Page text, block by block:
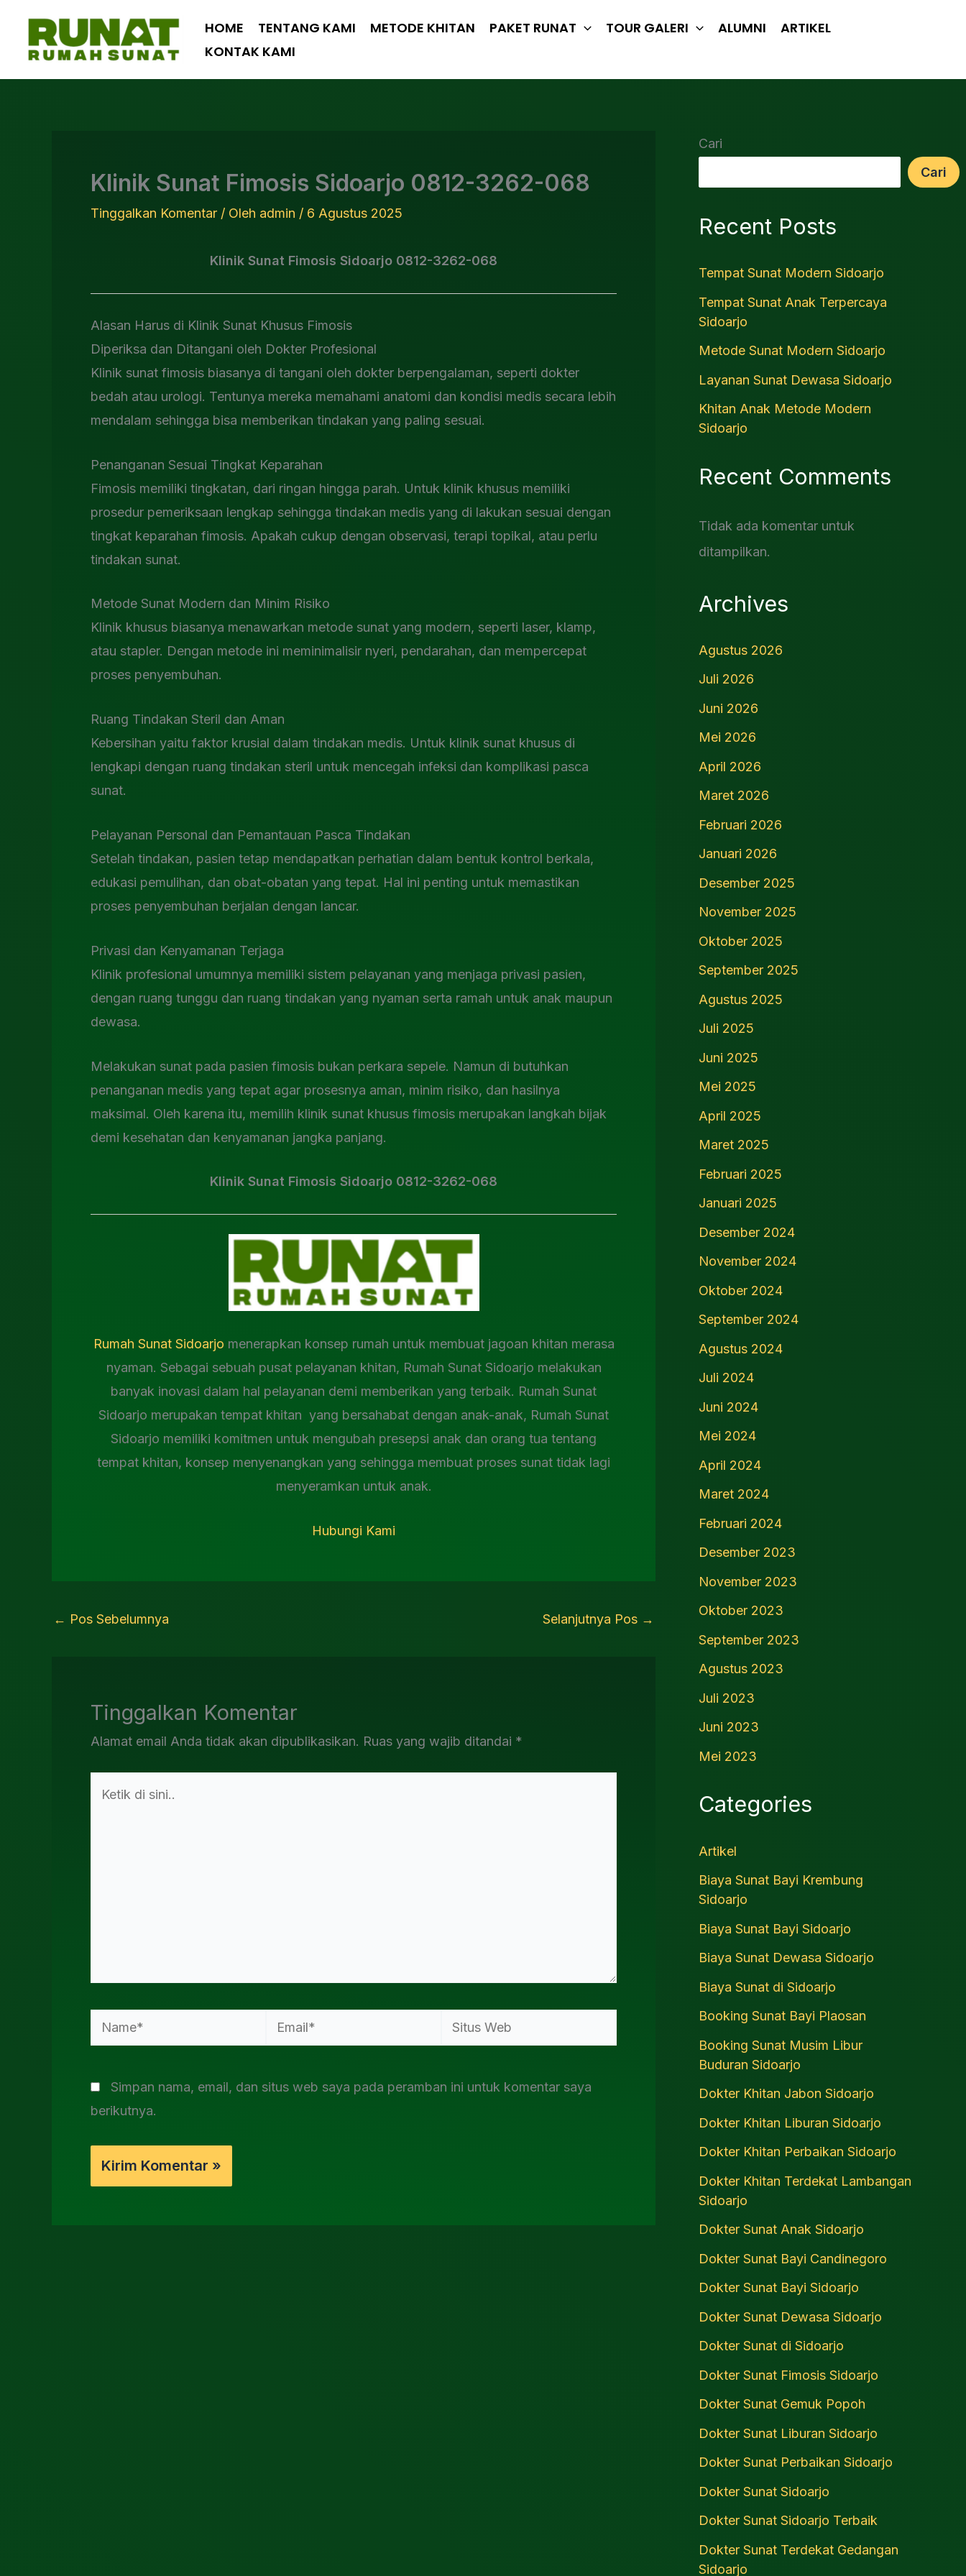
konten
HOME TENTANG KAMI METODE KHITAN PAKET RUNAT TOUR GALERI ALUMNI
ARTIKEL
KONTAK KAMI
Klinik Sunat Fimosis Sidoarjo 0812-3262-068
Tinggalkan Komentar / Oleh admin / 6 Agustus 2025
Klinik Sunat Fimosis Sidoarjo 0812-3262-068
Alasan Harus di Klinik Sunat Khusus Fimosis
Diperiksa dan Ditangani oleh Dokter Profesional
Klinik sunat fimosis biasanya di tangani oleh dokter berpengalaman, seperti dokter
bedah atau urologi. Tentunya mereka memahami anatomi dan kondisi medis secara lebih
mendalam sehingga bisa memberikan tindakan yang paling sesuai.
Penanganan Sesuai Tingkat Keparahan
Fimosis memiliki tingkatan, dari ringan hingga parah. Untuk klinik khusus memiliki
prosedur pemeriksaan lengkap sehingga tindakan medis yang di lakukan sesuai dengan
tingkat keparahan fimosis. Apakah cukup dengan observasi, terapi topikal, atau perlu
tindakan sunat.
Metode Sunat Modern dan Minim Risiko
Klinik khusus biasanya menawarkan metode sunat yang modern, seperti laser, klamp,
atau stapler. Dengan metode ini meminimalisir nyeri, pendarahan, dan mempercepat
proses penyembuhan.
Ruang Tindakan Steril dan Aman
Kebersihan yaitu faktor krusial dalam tindakan medis. Untuk klinik sunat khusus di
lengkapi dengan ruang tindakan steril untuk mencegah infeksi dan komplikasi pasca
sunat.
Pelayanan Personal dan Pemantauan Pasca Tindakan
Setelah tindakan, pasien tetap mendapatkan perhatian dalam bentuk kontrol berkala,
edukasi pemulihan, dan obat-obatan yang tepat. Hal ini penting untuk memastikan
proses penyembuhan berjalan dengan lancar.
Privasi dan Kenyamanan Terjaga
Klinik profesional umumnya memiliki sistem pelayanan yang menjaga privasi pasien,
dengan ruang tunggu dan ruang tindakan yang nyaman serta ramah untuk anak maupun
dewasa.
Melakukan sunat pada pasien fimosis bukan perkara sepele. Namun di butuhkan
penanganan medis yang tepat agar prosesnya aman, minim risiko, dan hasilnya
maksimal. Oleh karena itu, memilih klinik sunat khusus fimosis merupakan langkah bijak
demi kesehatan dan kenyamanan jangka panjang.
Klinik Sunat Fimosis Sidoarjo 0812-3262-068
Rumah Sunat Sidoarjo menerapkan konsep rumah untuk membuat jagoan khitan merasa
nyaman. Sebagai sebuah pusat pelayanan khitan, Rumah Sunat Sidoarjo melakukan
banyak inovasi dalam hal pelayanan demi memberikan yang terbaik. Rumah Sunat
Sidoarjo merupakan tempat khitan yang bersahabat dengan anak-anak, Rumah Sunat
Sidoarjo memiliki komitmen untuk mengubah presepsi anak dan orang tua tentang
tempat khitan, konsep menyenangkan yang sehingga membuat proses sunat tidak lagi
menyeramkan untuk anak.
Hubungi Kami
← Pos Sebelumnya Selanjutnya Pos →
Tinggalkan Komentar
Alamat email Anda tidak akan dipublikasikan. Ruas yang wajib ditandai *
Name* Email*
Situs
Web
Simpan nama, email, dan situs web saya pada peramban ini untuk komentar saya
berikutnya.
Cari
Cari
Recent Posts
Tempat Sunat Modern Sidoarjo
Tempat Sunat Anak Terpercaya
Sidoarjo
Metode Sunat Modern Sidoarjo
Layanan Sunat Dewasa Sidoarjo
Khitan Anak Metode Modern
Sidoarjo
Recent Comments
Tidak ada komentar untuk
ditampilkan.
Archives
Agustus 2026
Juli 2026
Juni 2026
Mei 2026
April 2026
Maret 2026
Februari 2026
Januari 2026
Desember 2025
November 2025
Oktober 2025
September 2025
Agustus 2025
Juli 2025
Juni 2025
Mei 2025
April 2025
Maret 2025
Februari 2025
Januari 2025
Desember 2024
November 2024
Oktober 2024
September 2024
Agustus 2024
Juli 2024
Juni 2024
Mei 2024
April 2024
Maret 2024
Februari 2024
Desember 2023
November 2023
Oktober 2023
September 2023
Agustus 2023
Juli 2023
Juni 2023
Mei 2023
Categories
Artikel
Biaya Sunat Bayi Krembung
Sidoarjo
Biaya Sunat Bayi Sidoarjo
Biaya Sunat Dewasa Sidoarjo
Biaya Sunat di Sidoarjo
Booking Sunat Bayi Plaosan
Booking Sunat Musim Libur
Buduran Sidoarjo
Dokter Khitan Jabon Sidoarjo
Dokter Khitan Liburan Sidoarjo
Dokter Khitan Perbaikan Sidoarjo
Dokter Khitan Terdekat Lambangan
Sidoarjo
Dokter Sunat Anak Sidoarjo
Dokter Sunat Bayi Candinegoro
Dokter Sunat Bayi Sidoarjo
Dokter Sunat Dewasa Sidoarjo
Dokter Sunat di Sidoarjo
Dokter Sunat Fimosis Sidoarjo
Dokter Sunat Gemuk Popoh
Dokter Sunat Liburan Sidoarjo
Dokter Sunat Perbaikan Sidoarjo
Dokter Sunat Sidoarjo
Dokter Sunat Sidoarjo Terbaik
Dokter Sunat Terdekat Gedangan
Sidoarjo